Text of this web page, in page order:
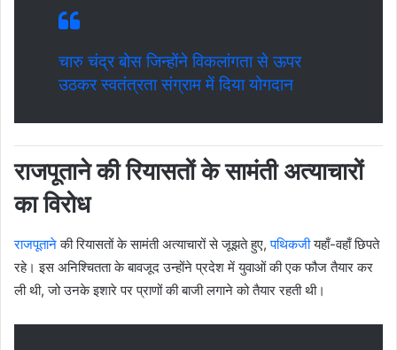
चारु चंद्र बोस जिन्होंने विकलांगता से ऊपर
उठकर स्वतंत्रता संग्राम में दिया योगदान
राजपूताने की रियासतों के सामंती अत्याचारों
का विरोध
राजपूतानेकी रियासतों के सामंती अत्याचारों से जूझते हुए,पथिकजीयहाँ-वहाँ छिपते
रहे। इस अनिश्चितता के बावजूद उन्होंने प्रदेश में युवाओं की एक फौज तैयार कर
ली थी, जो उनके इशारे पर प्राणों की बाजी लगाने को तैयार रहती थी।